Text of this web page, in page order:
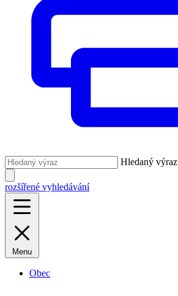
Hledaný výraz
rozšířené vyhledávání
Menu
Obec